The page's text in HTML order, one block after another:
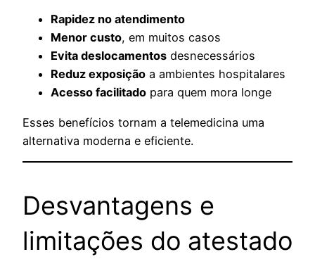
Rapidez no atendimento
Menor custo, em muitos casos
Evita deslocamentos desnecessários
Reduz exposição a ambientes hospitalares
Acesso facilitado para quem mora longe
Esses benefícios tornam a telemedicina uma
alternativa moderna e eficiente.
Desvantagens e
limitações do atestado